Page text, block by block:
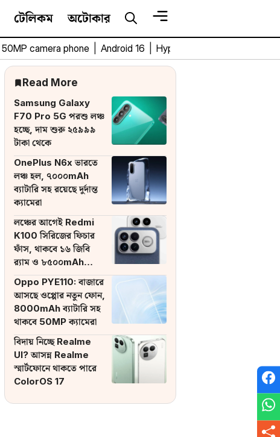
টেলিকম অটোকার
50MP camera phone Android 16 HyperOS 3
Read More
Samsung Galaxy
F70 Pro 5G পরশু লঞ্চ
হচ্ছে, দাম শুরু ২৫৯৯৯
টাকা থেকে
OnePlus N6x ভারতে
লঞ্চ হল, ৭০০০mAh
ব্যাটারি সহ রয়েছে দুর্দান্ত
ক্যামেরা
লঞ্চের আগেই Redmi
K100 সিরিজের ফিচার
ফাঁস, থাকবে ১৬ জিবি
র‌্যাম ও ৮৫০০mAh
ব্যাটারি
Oppo PYE110: বাজারে
আসছে ওপ্পোর নতুন ফোন,
8000mAh ব্যাটারি সহ
থাকবে 50MP ক্যামেরা
বিদায় নিচ্ছে Realme
UI? আসন্ন Realme
স্মার্টফোনে থাকতে পারে
ColorOS 17